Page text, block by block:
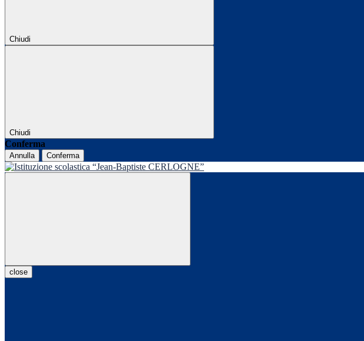
Chiudi
Chiudi
Conferma
Annulla Conferma
close